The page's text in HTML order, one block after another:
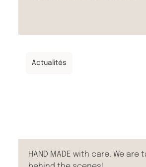
Actualités
HAND MADE with care. We are